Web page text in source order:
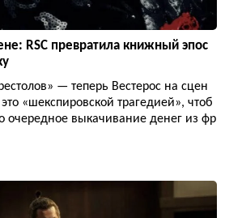
RSC превратила книжный эпос
— теперь Вестерос на сцен
«шекспировской трагедией», чтоб
очередное выкачивание денег из фр